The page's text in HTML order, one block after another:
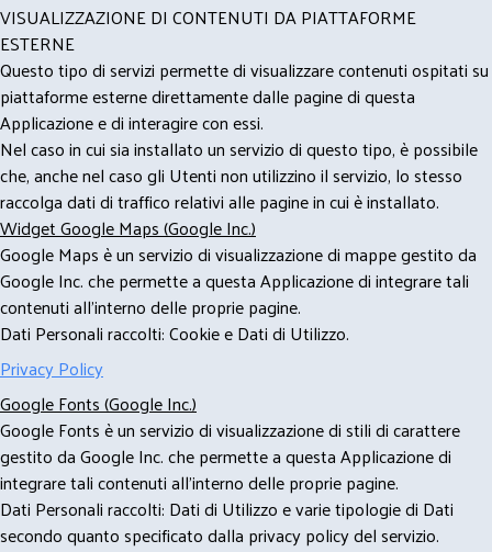
VISUALIZZAZIONE DI CONTENUTI DA PIATTAFORME
ESTERNE
Questo tipo di servizi permette di visualizzare contenuti ospitati su
piattaforme esterne direttamente dalle pagine di questa
Applicazione e di interagire con essi.
Nel caso in cui sia installato un servizio di questo tipo, è possibile
che, anche nel caso gli Utenti non utilizzino il servizio, lo stesso
raccolga dati di traffico relativi alle pagine in cui è installato.
Widget Google Maps (Google Inc.)
Google Maps è un servizio di visualizzazione di mappe gestito da
Google Inc. che permette a questa Applicazione di integrare tali
contenuti all'interno delle proprie pagine.
Dati Personali raccolti: Cookie e Dati di Utilizzo.
Privacy Policy
Google Fonts (Google Inc.)
Google Fonts è un servizio di visualizzazione di stili di carattere
gestito da Google Inc. che permette a questa Applicazione di
integrare tali contenuti all'interno delle proprie pagine.
Dati Personali raccolti: Dati di Utilizzo e varie tipologie di Dati
secondo quanto specificato dalla privacy policy del servizio.